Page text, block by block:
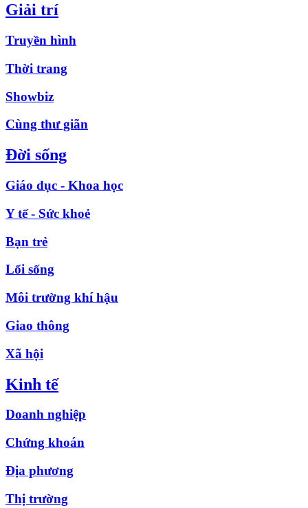
Giải trí
Truyền hình
Thời trang
Showbiz
Cùng thư giãn
Đời sống
Giáo dục - Khoa học
Y tế - Sức khoẻ
Bạn trẻ
Lối sống
Môi trường khí hậu
Giao thông
Xã hội
Kinh tế
Doanh nghiệp
Chứng khoán
Địa phương
Thị trường